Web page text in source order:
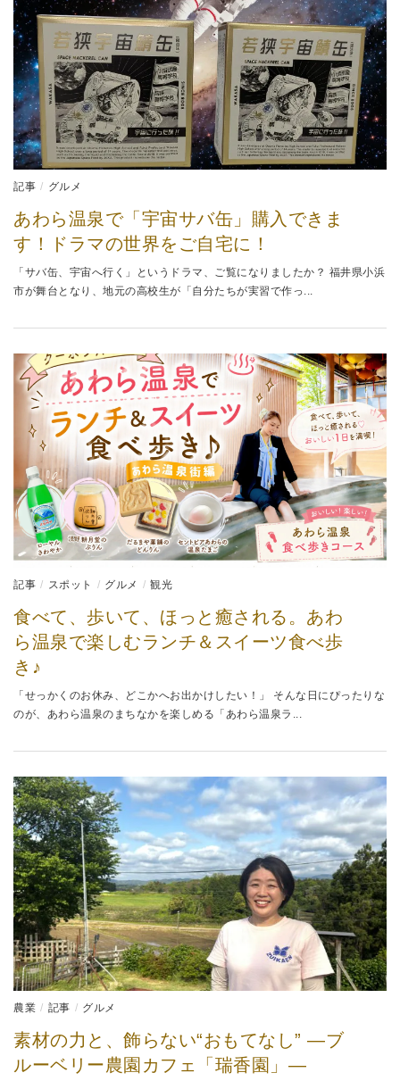
記事 グルメ
あわら温泉で「宇宙サバ缶」購入できま
す！ドラマの世界をご自宅に！
「サバ缶、宇宙へ行く」というドラマ、ご覧になりましたか？ 福井県小浜
市が舞台となり、地元の高校生が「自分たちが実習で作っ...
記事 スポット グルメ 観光
食べて、歩いて、ほっと癒される。あわ
ら温泉で楽しむランチ＆スイーツ食べ歩
き♪
「せっかくのお休み、どこかへお出かけしたい！」 そんな日にぴったりな
のが、あわら温泉のまちなかを楽しめる「あわら温泉ラ...
農業 記事 グルメ
素材の力と、飾らない“おもてなし” ―ブ
ルーベリー農園カフェ「瑞香園」―